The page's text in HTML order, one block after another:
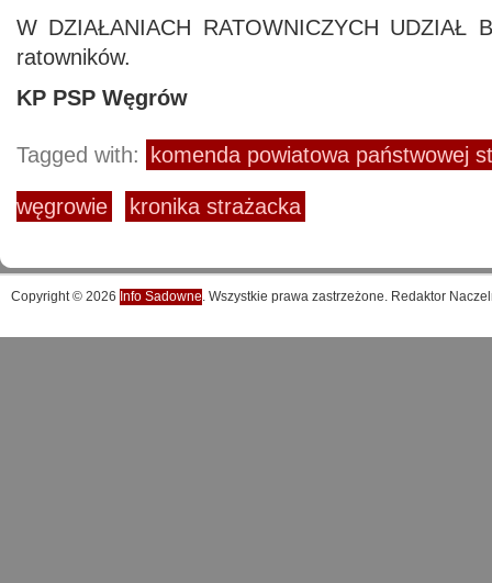
W DZIAŁANIACH RATOWNICZYCH UDZIAŁ
ratowników.
KP PSP Węgrów
Tagged with: komenda powiatowa państwowej
węgrowie kronika strażacka
Copyright © 2026 Info Sadowne. Wszystkie prawa zastrzeżone. Redaktor